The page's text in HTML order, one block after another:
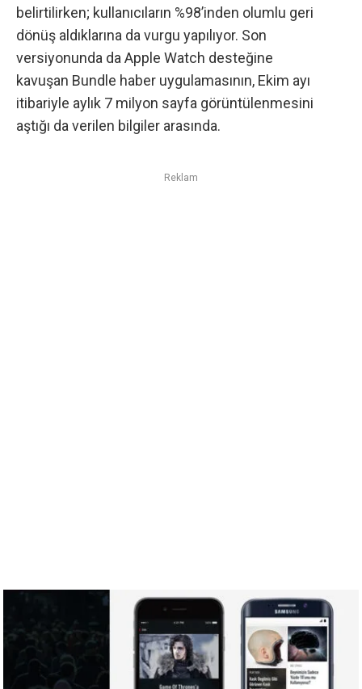
belirtilirken; kullanıcıların %98’inden olumlu geri
dönüş aldıklarına da vurgu yapılıyor. Son
versiyonunda da Apple Watch desteğine
kavuşan Bundle haber uygulamasının, Ekim ayı
itibariyle aylık 7 milyon sayfa görüntülenmesini
aştığı da verilen bilgiler arasında.
Reklam